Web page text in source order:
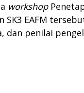
workshop
SK3 EAFM
dan penilai